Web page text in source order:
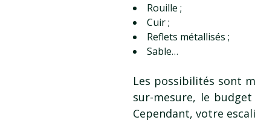
Rouille ;
Cuir ;
Reflets métallisés ;
Sable…
Les possibilités sont
sur-mesure, le
Cependant, votre